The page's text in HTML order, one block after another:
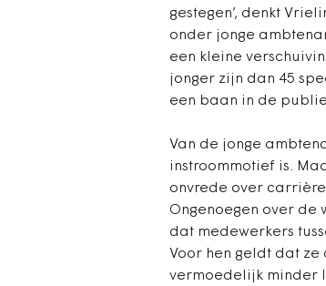
gestegen’, denkt
onder jonge
een kleine
jonger zijn dan 45
een baan in de
Van de jonge
instroommotief is.
onvrede over
Ongenoegen over de
dat medewerkers
Voor hen geldt dat
vermoedelijk minder